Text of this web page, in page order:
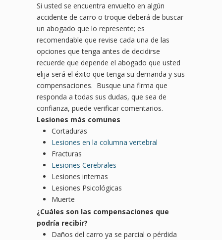
Si usted se encuentra envuelto en algún
accidente de carro o troque deberá de buscar
un abogado que lo represente; es
recomendable que revise cada una de las
opciones que tenga antes de decidirse
recuerde que depende el abogado que usted
elija será el éxito que tenga su demanda y sus
compensaciones. Busque una firma que
responda a todas sus dudas, que sea de
confianza, puede verificar comentarios.
Lesiones más comunes
Cortaduras
Lesiones en la columna vertebral
Fracturas
Lesiones Cerebrales
Lesiones internas
Lesiones Psicológicas
Muerte
¿Cuáles son las compensaciones que
podría recibir?
Daños del carro ya se parcial o pérdida